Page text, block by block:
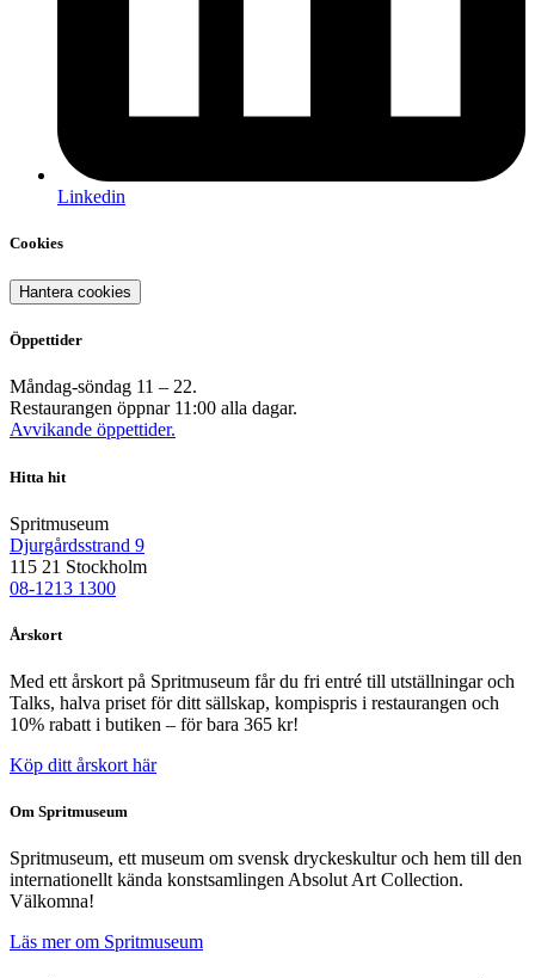
Linkedin
Cookies
Hantera cookies
Öppettider
Måndag-söndag 11 – 22.
Restaurangen öppnar 11:00 alla dagar.
Avvikande öppettider.
Hitta hit
Spritmuseum
Djurgårdsstrand 9
115 21 Stockholm
08-1213 1300
Årskort
Med ett årskort på Spritmuseum får du fri entré till utställningar och
Talks, halva priset för ditt sällskap, kompispris i restaurangen och
10% rabatt i butiken – för bara 365 kr!
Köp ditt årskort här
Om Spritmuseum
Spritmuseum, ett museum om svensk dryckeskultur och hem till den
internationellt kända konstsamlingen Absolut Art Collection.
Välkomna!
Läs mer om Spritmuseum